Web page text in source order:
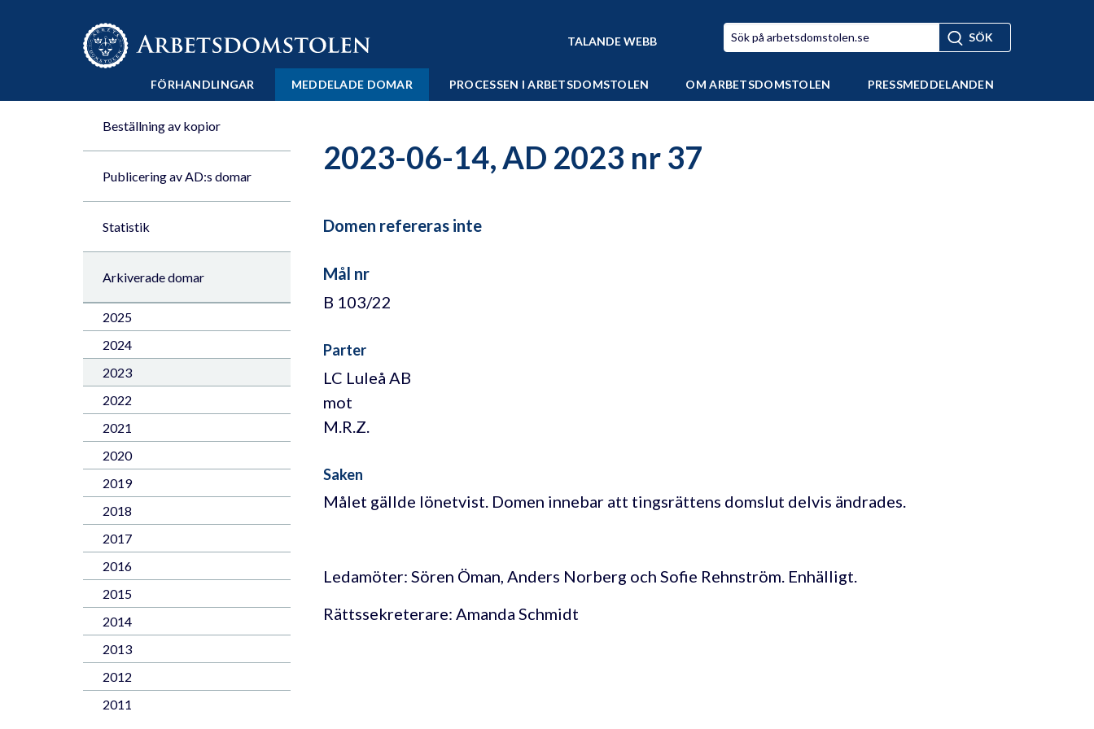
Till innehåll på sidan x
TALANDE WEBB
FÖRHANDLINGAR MEDDELADE DOMAR PROCESSEN I ARBETSDOMSTOLEN OM ARBETSDOMSTOLEN PRESSMEDDELANDEN
Beställning av kopior
Publicering av AD:s domar
Statistik
Arkiverade domar
2025
2024
2023
2022
2021
2020
2019
2018
2017
2016
2015
2014
2013
2012
2011
2023-06-14, AD 2023 nr 37
Domen refereras inte
Mål nr
B 103/22
Parter
LC Luleå AB
mot
M.R.Z.
Saken
Målet gällde lönetvist. Domen innebar att tingsrättens domslut delvis ändrades.
Ledamöter: Sören Öman, Anders Norberg och Sofie Rehnström. Enhälligt.
Rättssekreterare: Amanda Schmidt